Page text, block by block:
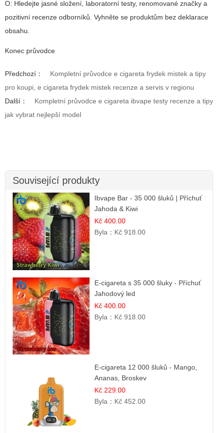
O: Hledejte jasné složení, laboratorní testy, renomované značky a
pozitivní recenze odborníků. Vyhněte se produktům bez deklarace
obsahu.
Konec průvodce
Předchozí：
Kompletní průvodce e cigareta frydek mistek a tipy
pro koupi, e cigareta frydek mistek recenze a servis v regionu
Další：
Kompletní průvodce e cigareta ibvape testy recenze a tipy
jak vybrat nejlepší model
Související produkty
Ibvape Bar - 35 000 šluků | Příchuť
Jahoda & Kiwi
Kč 400.00
Byla： Kč 918.00
E-cigareta s 35 000 šluky - Příchuť
Jahodový led
Kč 400.00
Byla： Kč 918.00
E-cigareta 12 000 šluků - Mango,
Ananas, Broskev
Kč 229.00
Byla： Kč 452.00